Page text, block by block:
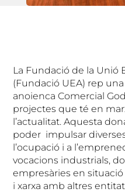
La Fundació de la Unió
(Fundació UEA) rep una
anoienca Comercial
projectes que té en
l’actualitat. Aquesta
poder impulsar
l’ocupació i a
vocacions industrials,
empresàries en
i xarxa amb altres